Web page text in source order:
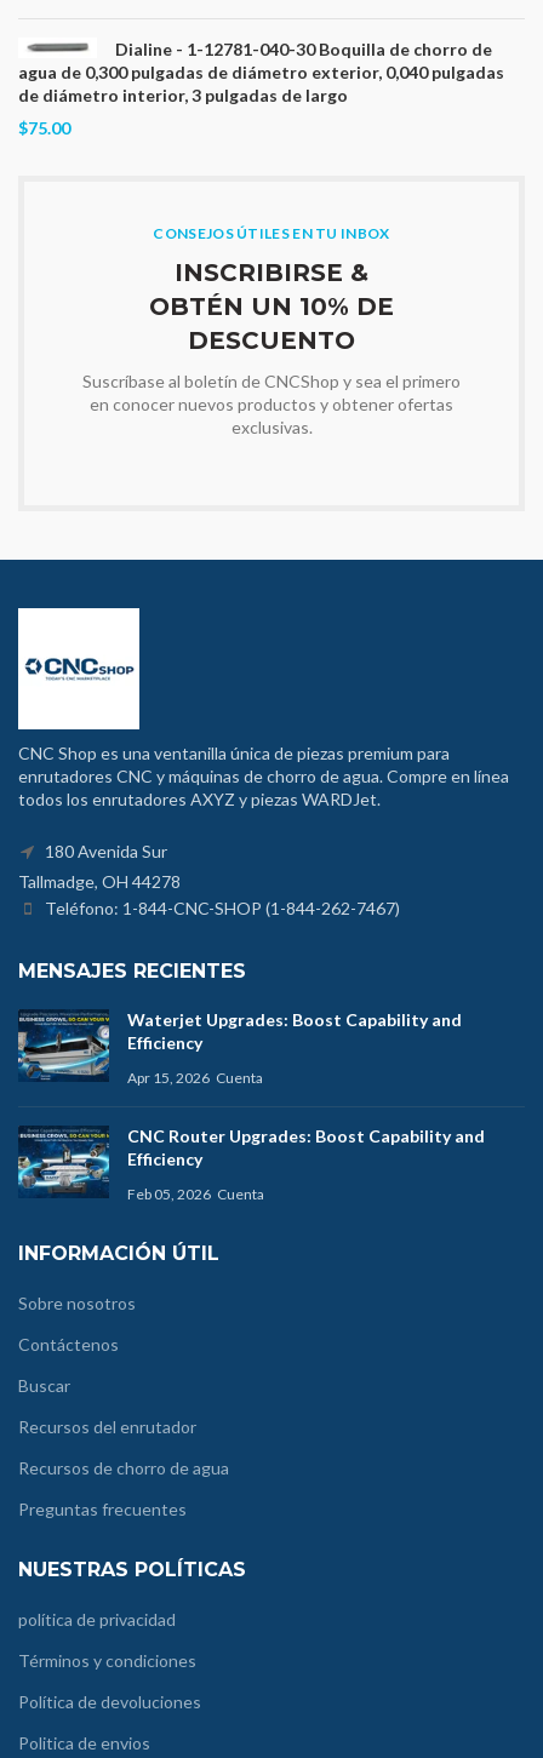
Dialine - 1-12781-040-30 Boquilla de chorro de
agua de 0,300 pulgadas de diámetro exterior, 0,040 pulgadas
de diámetro interior, 3 pulgadas de largo
$75.00
CONSEJOS ÚTILES EN TU INBOX
INSCRIBIRSE &
OBTÉN UN 10% DE
DESCUENTO
Suscríbase al boletín de CNCShop y sea el primero
en conocer nuevos productos y obtener ofertas
exclusivas.
CNC Shop es una ventanilla única de piezas premium para
enrutadores CNC y máquinas de chorro de agua. Compre en línea
todos los enrutadores AXYZ y piezas WARDJet.
180 Avenida Sur
Tallmadge, OH 44278
Teléfono: 1-844-CNC-SHOP (1-844-262-7467)
MENSAJES RECIENTES
Waterjet Upgrades: Boost Capability and
Efficiency
Apr 15, 2026 Cuenta
CNC Router Upgrades: Boost Capability and
Efficiency
Feb 05, 2026 Cuenta
INFORMACIÓN ÚTIL
Sobre nosotros
Contáctenos
Buscar
Recursos del enrutador
Recursos de chorro de agua
Preguntas frecuentes
NUESTRAS POLÍTICAS
política de privacidad
Términos y condiciones
Política de devoluciones
Politica de envios